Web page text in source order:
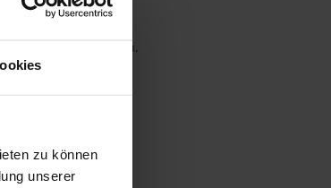
zu können
unserer
der Kasse variieren.